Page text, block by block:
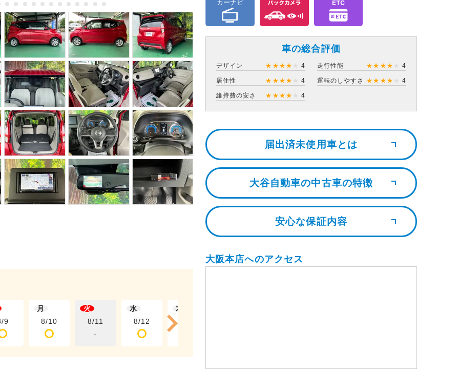
車の総合評価
デザイン ★ ★ ★ ★ 4 走行性能 ★ ★ ★ ★ 4
居住性 ★ ★ ★ ★ 4 運転のしやすさ ★ ★ ★ ★ 4
維持費の安さ ★ ★ ★ ★ 4
届出済未使用車とは
大谷自動車の中古車の特徴
安心な保証内容
大阪本店へのアクセス
9
月
8/10
火
8/11
-
水
8/12
木